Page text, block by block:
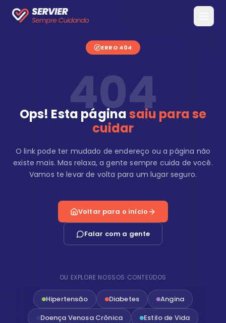
ERRO 404
404
Ops! Esta páginasaiu para se
cuidar
O link pode ter mudado de endereço ou a página não
existe mais. Mas relaxa, a gente sempre cuida de você.
Vamos te levar de volta para um lugar seguro.
Voltar para o início
Falar com a gente
OU EXPLORE NOSSOS CONTEÚDOS
Hipertensão Diabetes
Angina
Doença Venosa Crônica
Estilo de Vida